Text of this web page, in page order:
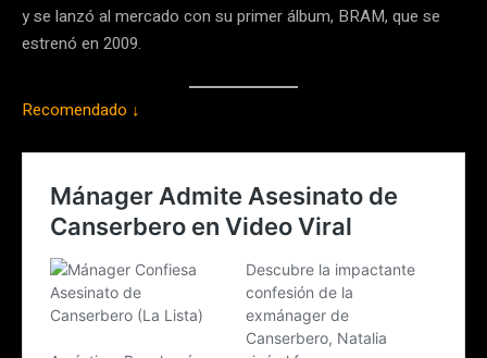
y se lanzó al mercado con su primer álbum, BRAM, que se
estrenó en 2009.
Recomendado ↓